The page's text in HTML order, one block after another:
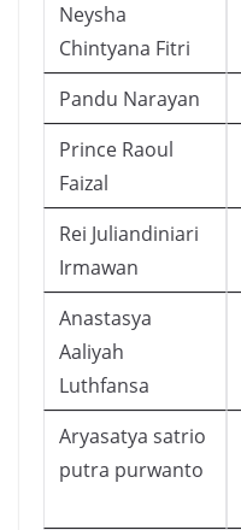
Neysha
Chintyana Fitri
Pandu Narayan
Prince Raoul
Faizal
Rei Juliandiniari
Irmawan
Anastasya
Aaliyah
Luthfansa
Aryasatya satrio
putra purwanto